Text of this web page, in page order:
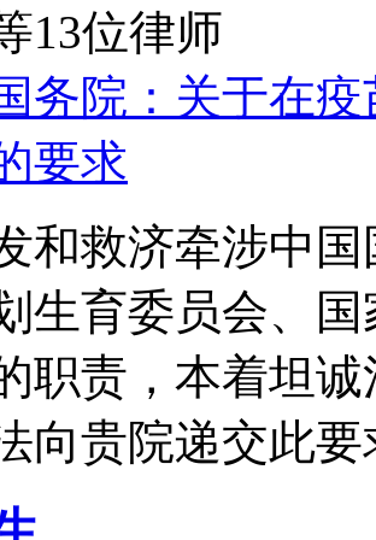
13位律师
务院：关于在
要求
和救济牵涉中
生育委员会、
职责，本着坦
向贵院递交此要